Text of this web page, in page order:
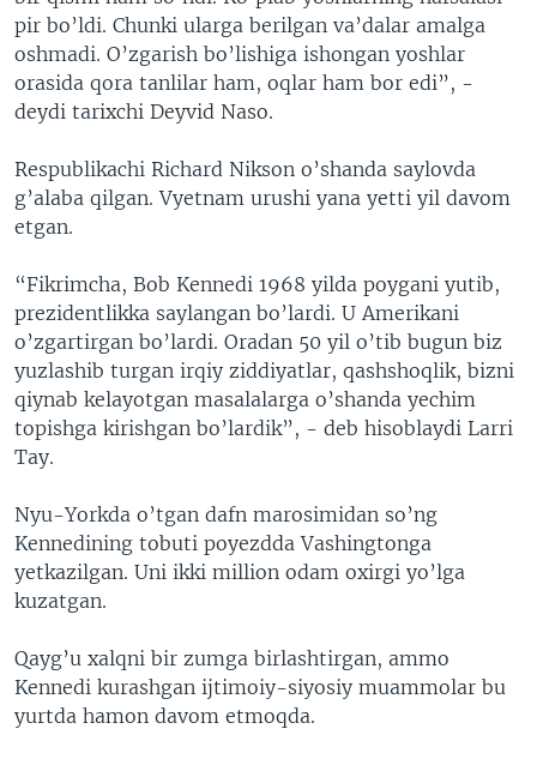
pir bo’ldi. Chunki ularga berilgan va’dalar amalga
oshmadi. O’zgarish bo’lishiga ishongan yoshlar
orasida qora tanlilar ham, oqlar ham bor edi”, -
deydi tarixchi Deyvid Naso.
Respublikachi Richard Nikson o’shanda saylovda
g’alaba qilgan. Vyetnam urushi yana yetti yil davom
etgan.
“Fikrimcha, Bob Kennedi 1968 yilda poygani yutib,
prezidentlikka saylangan bo’lardi. U Amerikani
o’zgartirgan bo’lardi. Oradan 50 yil o’tib bugun biz
yuzlashib turgan irqiy ziddiyatlar, qashshoqlik, bizni
qiynab kelayotgan masalalarga o’shanda yechim
topishga kirishgan bo’lardik”, - deb hisoblaydi Larri
Tay.
Nyu-Yorkda o’tgan dafn marosimidan so’ng
Kennedining tobuti poyezdda Vashingtonga
yetkazilgan. Uni ikki million odam oxirgi yo’lga
kuzatgan.
Qayg’u xalqni bir zumga birlashtirgan, ammo
Kennedi kurashgan ijtimoiy-siyosiy muammolar bu
yurtda hamon davom etmoqda.